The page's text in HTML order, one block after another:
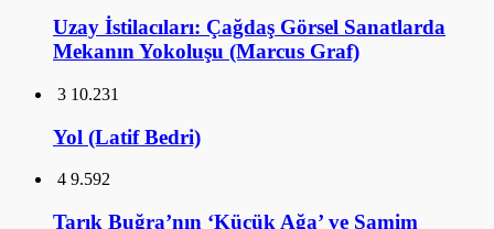
49.592
Kocagöz’ün ‘Kalpaklılar’ Adlı Romanları
Şerefnur Atik)
5 9.211